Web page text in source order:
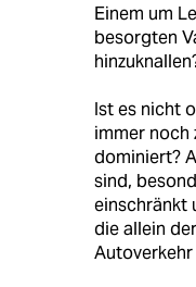
Einem um
besorgten
Ist es nicht
immer noch
dominiert?
sind,
einschränkt
die allein